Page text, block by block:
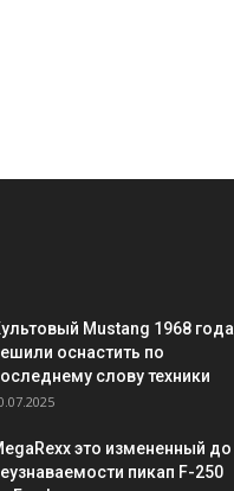
Mustang 1968 года
оснастить по
слову техники
это измененный до
пикап F-250